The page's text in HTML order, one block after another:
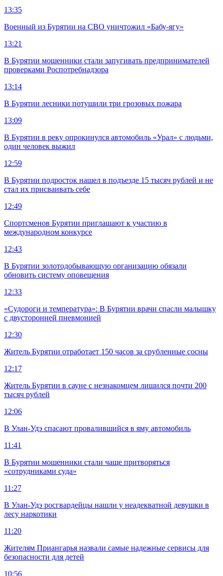
13:35
Военный из Бурятии на СВО уничтожил «Бабу-ягу»
13:21
В Бурятии мошенники стали запугивать предпринимателей
проверками Роспотребнадзора
13:14
В Бурятии лесники потушили три грозовых пожара
13:09
В Бурятии в реку опрокинулся автомобиль «Урал» с людьми,
один человек выжил
12:59
В Бурятии подросток нашел в подъезде 15 тысяч рублей и не
стал их присваивать себе
12:49
Спортсменов Бурятии приглашают к участию в
международном конкурсе
12:43
В Бурятии золотодобывающую организацию обязали
обновить систему оповещения
12:33
«Судороги и температура»: В Бурятии врачи спасли малышку
с двусторонней пневмонией
12:30
Житель Бурятии отработает 150 часов за срубленные сосны
12:17
Житель Бурятии в сауне с незнакомцем лишился почти 200
тысяч рублей
12:06
В Улан-Удэ спасают провалившийся в яму автомобиль
11:41
В Бурятии мошенники стали чаще притворяться
«сотрудниками суда»
11:27
В Улан-Удэ росгвардейцы нашли у неадекватной девушки в
лесу наркотики
11:20
Жителям Приангарья назвали самые надежные сервисы для
безопасности для детей
10:56